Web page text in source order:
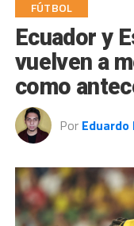
FÚTBOL
Ecuador y
vuelven a
como
Por Eduardo